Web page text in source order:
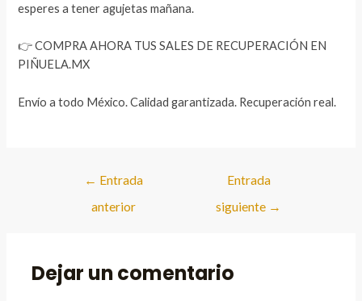
esperes a tener agujetas mañana.
👉 COMPRA AHORA TUS SALES DE RECUPERACIÓN EN
PIÑUELA.MX
Envío a todo México. Calidad garantizada. Recuperación real.
Navegación
entradas
← Entrada
anterior
Entrada
siguiente →
Dejar un comentario